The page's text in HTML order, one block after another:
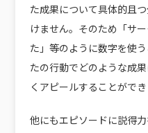
た成果について具体的且
けません。そのため「サ
た」等のように数字を使
たの行動でどのような成
くアピールすることができ
他にもエピソードに説得